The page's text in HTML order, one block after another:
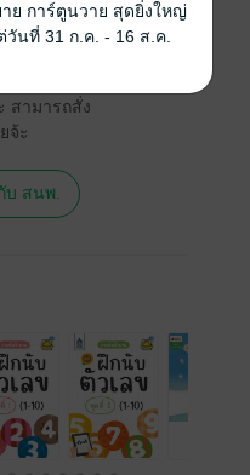
ชิญทางนี้!
สามารถสั่ง
จ้ะ
บ สนพ.
ย การ์ตูนวาย สุดยิ่งใหญ่
นที่ 31 ก.ค. - 16 ส.ค.